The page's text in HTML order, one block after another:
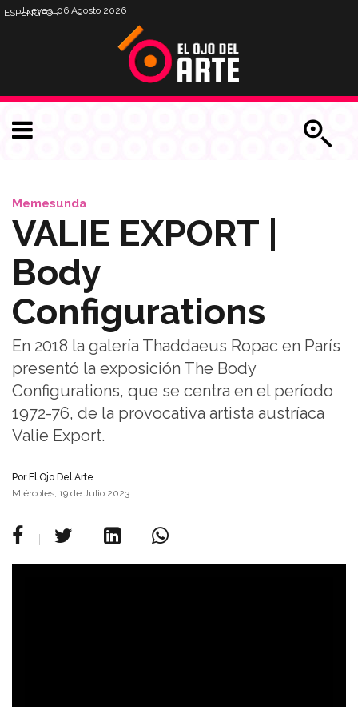
Jueves, 06 Agosto 2026
ESPENGPORT
Memesunda
VALIE EXPORT |
Body
Configurations
En 2018 la galería Thaddaeus Ropac en París
presentó la exposición The Body
Configurations, que se centra en el período
1972-76, de la provocativa artista austríaca
Valie Export.
Por El Ojo Del Arte
Miércoles, 19 de Julio 2023